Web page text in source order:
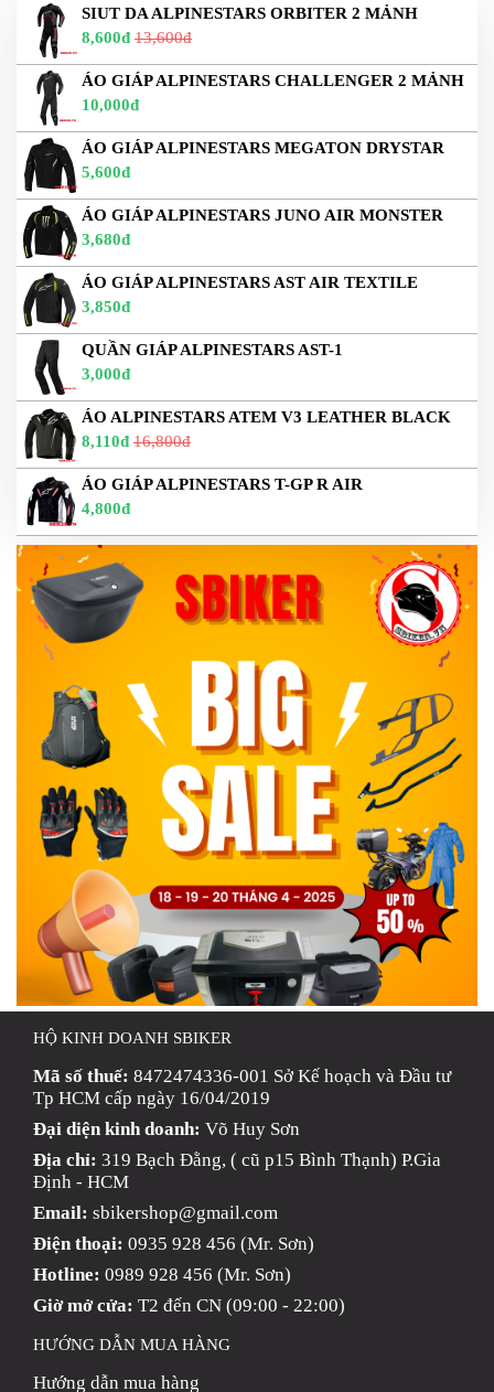
SIUT DA ALPINESTARS ORBITER 2 MẢNH
8,600đ 13,600đ
ÁO GIÁP ALPINESTARS CHALLENGER 2 MẢNH
10,000đ
ÁO GIÁP ALPINESTARS MEGATON DRYSTAR
5,600đ
ÁO GIÁP ALPINESTARS JUNO AIR MONSTER
3,680đ
ÁO GIÁP ALPINESTARS AST AIR TEXTILE
3,850đ
QUẦN GIÁP ALPINESTARS AST-1
3,000đ
ÁO ALPINESTARS ATEM V3 LEATHER BLACK
8,110đ 16,800đ
ÁO GIÁP ALPINESTARS T-GP R AIR
4,800đ
HỘ KINH DOANH SBIKER
Mã số thuế: 8472474336-001 Sở Kế hoạch và Đầu tư
Tp HCM cấp ngày 16/04/2019
Đại diện kinh doanh: Võ Huy Sơn
Địa chỉ: 319 Bạch Đằng, ( cũ p15 Bình Thạnh) P.Gia
Định - HCM
Email: sbikershop@gmail.com
Điện thoại: 0935 928 456 (Mr. Sơn)
Hotline: 0989 928 456 (Mr. Sơn)
Giờ mở cửa: T2 đến CN (09:00 - 22:00)
HƯỚNG DẪN MUA HÀNG
Hướng dẫn mua hàng